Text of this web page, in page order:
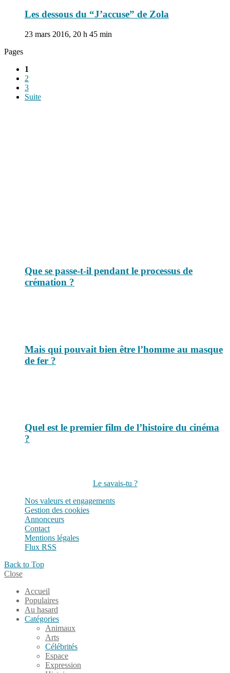
Les dessous du “J’accuse” de Zola
23 mars 2016, 20 h 45 min
Pages
1
2
3
Suite
Que se passe-t-il pendant le processus de
crémation ?
Mais qui pouvait bien être l’homme au masque
de fer ?
Quel est le premier film de l’histoire du cinéma
?
Le savais-tu ?
Nos valeurs et engagements
Gestion des cookies
Annonceurs
Contact
Mentions légales
Flux RSS
Back to Top
Close
Accueil
Populaires
Au hasard
Catégories
Animaux
Arts
Célébrités
Espace
Expression